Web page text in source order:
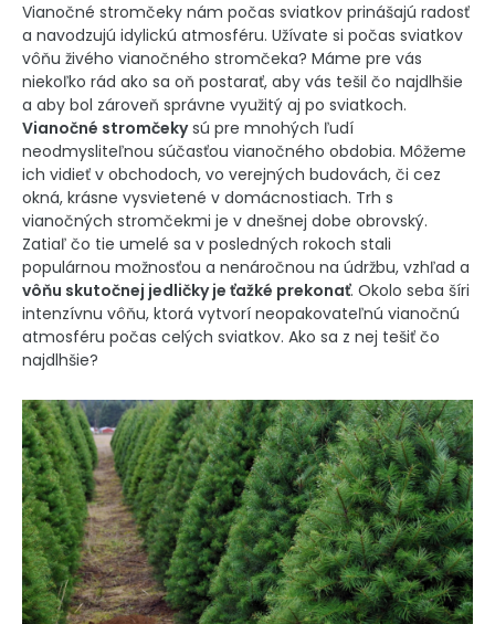
Vianočné stromčeky nám počas sviatkov prinášajú radosť
a navodzujú idylickú atmosféru. Užívate si počas sviatkov
vôňu živého vianočného stromčeka? Máme pre vás
niekoľko rád ako sa oň postarať, aby vás tešil čo najdlhšie
a aby bol zároveň správne využitý aj po sviatkoch.
Vianočné stromčekysú pre mnohých ľudí
neodmysliteľnou súčasťou vianočného obdobia. Môžeme
ich vidieť v obchodoch, vo verejných budovách, či cez
okná, krásne vysvietené v domácnostiach. Trh s
vianočných stromčekmi je v dnešnej dobe obrovský.
Zatiaľ čo tie umelé sa v posledných rokoch stali
populárnou možnosťou a nenáročnou na údržbu, vzhľad a
vôňu skutočnej jedličky je ťažké prekonať. Okolo seba šíri
intenzívnu vôňu, ktorá vytvorí neopakovateľnú vianočnú
atmosféru počas celých sviatkov. Ako sa z nej tešiť čo
najdlhšie?